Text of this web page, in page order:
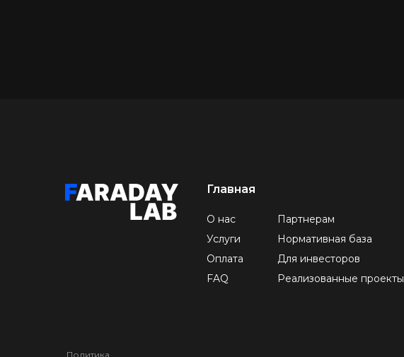
Главная
Партнерам
Нормативная база
Для инвесторов
Реализованные проекты
Политика
О нас
Услуги
Оплата
FAQ